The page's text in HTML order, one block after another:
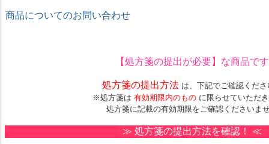
商品についてのお問い合わせ
【処方箋の提出が必要】 な商品です
処方箋の提出方法 は、下記でご確認くださ
※処方箋は 有効期限内のもの に限らせていただ
処方箋に記載の有効期限をご確認くださいま
≫ 処方箋の提出方法を確認！ ≪